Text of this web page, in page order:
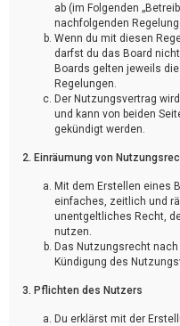
ab (im Folgenden
nachfolgenden
Wenn du mit diesen
darfst du das Board
Boards gelten jeweils
Regelungen.
Der Nutzungsvertrag
und kann von beiden
gekündigt werden.
2. Einräumung von
Mit dem Erstellen eines
einfaches, zeitlich und
unentgeltliches Recht,
nutzen.
Das Nutzungsrecht nach
Kündigung des
3. Pflichten des Nutzers
Du erklärst mit der